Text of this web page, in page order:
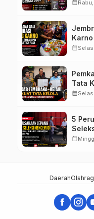
calendar_month
calendar_month
Tata
calendar_month
5
Buka
calendar_month
Daerah